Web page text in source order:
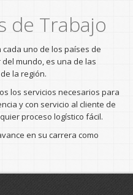
de Trabajo
cada uno de los países de
mundo, es una de las
la región.
los servicios necesarios para
y con servicio al cliente de
proceso logístico fácil.
en su carrera como